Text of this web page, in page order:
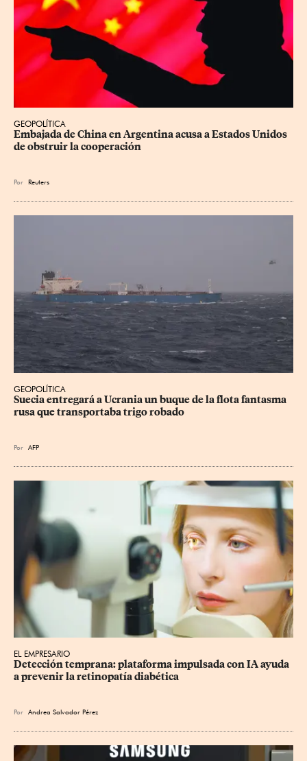
GEOPOLÍTICA
Embajada de China en Argentina acusa a Estados Unidos
de obstruir la cooperación
Por Reuters
GEOPOLÍTICA
Suecia entregará a Ucrania un buque de la flota fantasma
rusa que transportaba trigo robado
Por AFP
EL EMPRESARIO
Detección temprana: plataforma impulsada con IA ayuda
a prevenir la retinopatía diabética
Por Andrea Salvador Pérez